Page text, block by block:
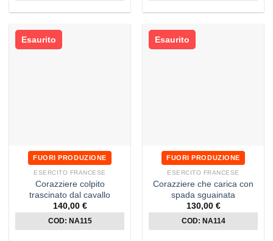
Esaurito
FUORI PRODUZIONE
ESERCITO FRANCESE
Corazziere colpito
trascinato dal cavallo
140,00 €
COD: NA115
Esaurito
FUORI PRODUZIONE
ESERCITO FRANCESE
Corazziere che carica con
spada sguainata
130,00 €
COD: NA114